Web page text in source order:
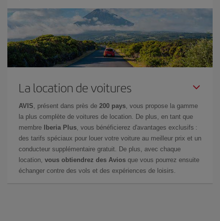
La location de voitures
AVIS, présent dans près de 200 pays, vous propose la gamme
la plus complète de voitures de location. De plus, en tant que
membre
Iberia Plus, vous bénéficierez d'avantages exclusifs :
des tarifs spéciaux pour louer votre voiture au meilleur prix et un
conducteur supplémentaire gratuit. De plus, avec chaque
location, vous obtiendrez des Avios que vous pourrez ensuite
échanger contre des vols et des expériences de loisirs.